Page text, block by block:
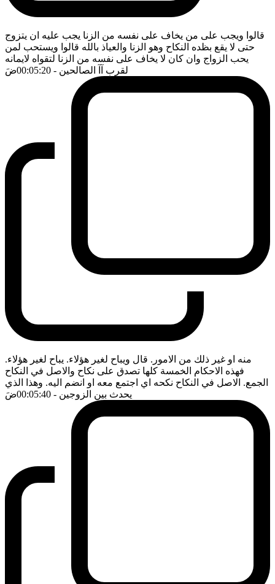
قالوا ويجب على من يخاف على نفسه من الزنا يجب عليه ان يتزوج
حتى لا يقع بظده النكاح وهو الزنا والعياذ بالله قالوا ويستحب لمن
يحب الزواج وان كان لا يخاف على نفسه من الزنا لتقواه لايمانه
لقرب آآ الصالحين - 00:05:20 ضَ
منه او غير ذلك من الامور. قال ويباح لغير هؤلاء. يباح لغير هؤلاء.
فهذه الاحكام الخمسة كلها تصدق على نكاح والاصل في النكاح
الجمع. الاصل في النكاح نكحه اي اجتمع معه او انضم اليه. وهذا الذي
يحدث بين الزوجين - 00:05:40 ضَ